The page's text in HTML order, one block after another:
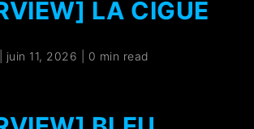
LA CIGUË
juin 11, 2026 0 min read